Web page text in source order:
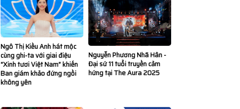
Ngô Thị Kiều Anh hát mộc
cùng ghi-ta với giai điệu
“Xinh tươi Việt Nam” khiến
Ban giám khảo đứng ngồi
không yên
Nguyễn Phương Nhã Hân -
Đại sứ 11 tuổi truyền cảm
hứng tại The Aura 2025